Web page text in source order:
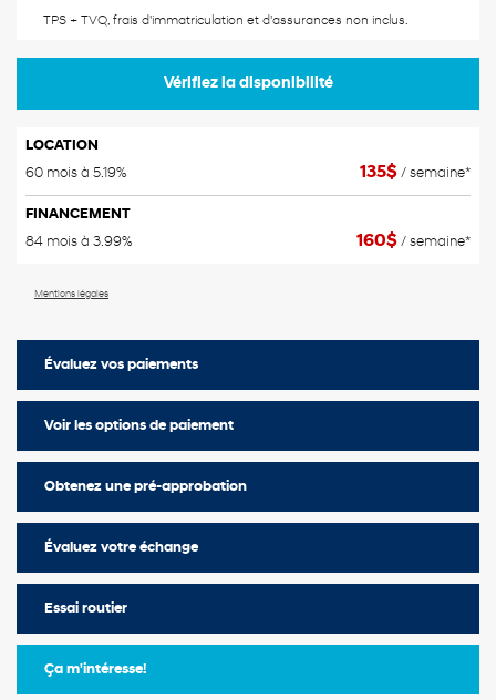
TPS + TVQ, frais d'immatriculation et d'assurances non inclus.
Vérifiez la disponibilité
LOCATION
60 mois à 5.19%
135$ / semaine*
FINANCEMENT
84 mois à 3.99%
160$ / semaine*
Mentions légales
Évaluez vos paiements
Voir les options de paiement
Obtenez une pré-approbation
Évaluez votre échange
Essai routier
Ça m'intéresse!